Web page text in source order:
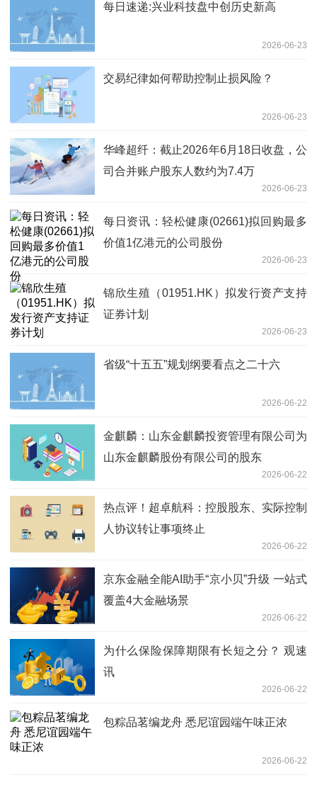
每日速递:兴业科技盘中创历史新高
2026-06-23
交易纪律如何帮助控制止损风险？
2026-06-23
华峰超纤：截止2026年6月18日收盘，公
司合并账户股东人数约为7.4万
2026-06-23
每日资讯：轻松健康(02661)拟回购最多
价值1亿港元的公司股份
2026-06-23
锦欣生殖（01951.HK）拟发行资产支持
证券计划
2026-06-23
省级“十五五”规划纲要看点之二十六
2026-06-22
金麒麟：山东金麒麟投资管理有限公司为
山东金麒麟股份有限公司的股东
2026-06-22
热点评！超卓航科：控股股东、实际控制
人协议转让事项终止
2026-06-22
京东金融全能AI助手“京小贝”升级 一站式
覆盖4大金融场景
2026-06-22
为什么保险保障期限有长短之分？ 观速
讯
2026-06-22
包粽品茗编龙舟 悉尼谊园端午味正浓
2026-06-22